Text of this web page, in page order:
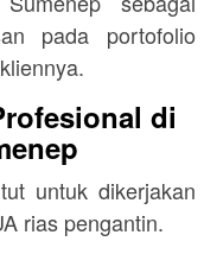
pada portofolio
di
untuk dikerjakan
rias pengantin.